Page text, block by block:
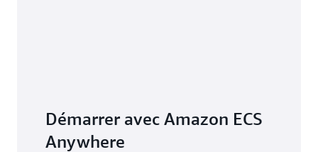
Démarrer avec Amazon ECS
Anywhere